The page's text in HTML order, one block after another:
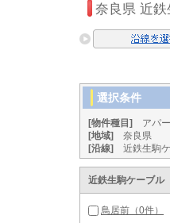
奈良県 近
選択条件
[物件種目]
アパー
[地域]
奈良県
[沿線]
近鉄生駒
近鉄生駒ケーブル
鳥居前（0件）